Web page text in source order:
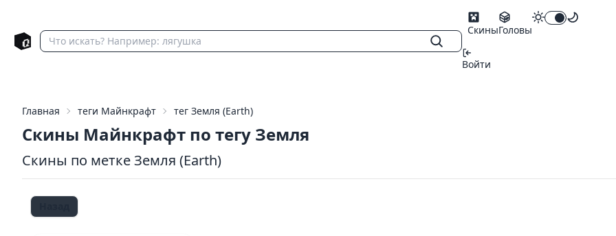
СкиныГоловы
Войти
Главная теги Майнкрафт тег Земля (Earth)
Скины Майнкрафт по тегу Земля
Скины по метке Земля (Earth)